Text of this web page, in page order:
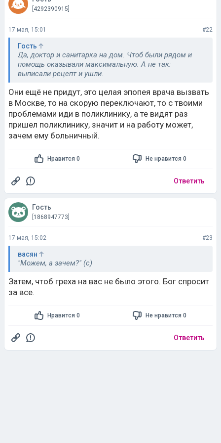
[4292390915]
17 мая, 15:01 #22
Гость
Да, доктор и санитарка на дом. Чтоб были рядом и
помощь оказывали максимальную. А не так:
выписали рецепт и ушли.
Они ещё не придут, это целая эпопея врача вызвать
в Москве, то на скорую переключают, то с твоими
проблемами иди в поликлинику, а те видят раз
пришел поликлинику, значит и на работу может,
зачем ему больничный.
Нравится 0 Не нравится 0
Ответить
Гость
[1868947773]
17 мая, 15:02 #23
васян
"Можем, а зачем?" (с)
Затем, чтоб греха на вас не было этого. Бог спросит
за все.
Нравится 0 Не нравится 0
Ответить